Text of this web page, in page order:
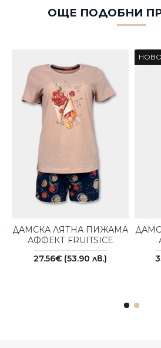
ОЩЕ ПОДОБНИ
ДАМСКА ЛЯТНА ПИЖАМА
АФФЕКТ FRUITSICE
27.56€ (53.90 лв.)
НОВО